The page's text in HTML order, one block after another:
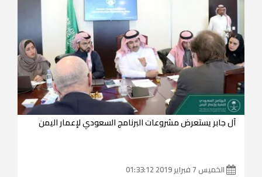
آل جابر يستعرض مشروعات البرنامج السعودي لإعمار اليمن
الخميس 7 فبراير 2019 01:33:12